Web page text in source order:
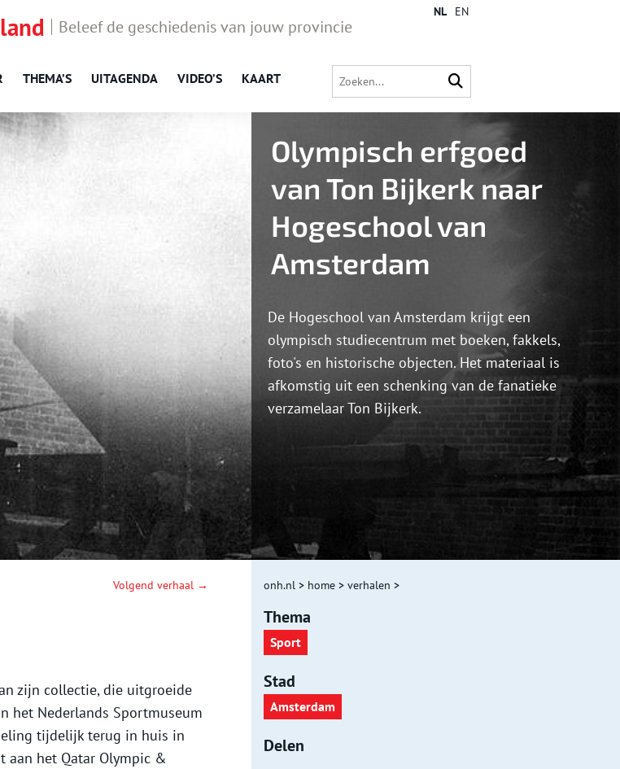
Beleef de geschiedenis van jouw provincie
THEMA’S UITAGENDA VIDEO’S KAART
NL EN
Olympisch erfgoed
van Ton Bijkerk naar
Hogeschool van
Amsterdam
De Hogeschool van Amsterdam krijgt een
olympisch studiecentrum met boeken, fakkels,
foto's en historische objecten. Het materiaal is
afkomstig uit een schenking van de fanatieke
verzamelaar Ton Bijkerk.
Volgend verhaal →
zijn collectie, die uitgroeide
het Nederlands Sportmuseum
tijdelijk terug in huis in
aan het Qatar Olympic &
onh.nl > home > verhalen >
Thema
Sport
Stad
Amsterdam
Delen